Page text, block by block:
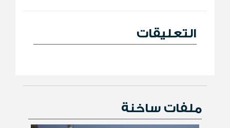
التعليقات
ملفات ساخنة